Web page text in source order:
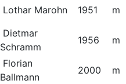
Lothar Marohn 1951 m
Dietmar
Schramm
1956 m
Florian
Ballmann
2000 m